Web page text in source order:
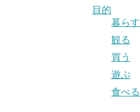
目的
暮らす
観る
買う
遊ぶ
食べる